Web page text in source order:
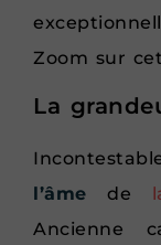
Zoom sur
La
l’âme de
Ancienne